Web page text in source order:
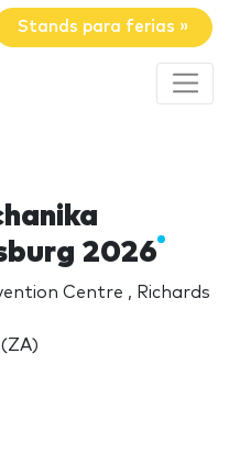
Stands para ferias »
2026
Centre , Richards